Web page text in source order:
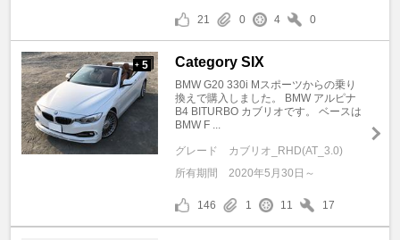
21 0 4 0
+ 5 Category SIX
BMW G20 330i Mスポーツからの乗り
換えで購入しました。 BMW アルピナ
B4 BITURBO カブリオです。 ベースは
BMW F ...
グレード
カブリオ_RHD(AT_3.0)
所有期間
2020年5月30日～
146 1 11 17